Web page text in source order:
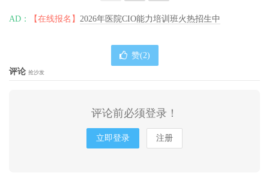
AD： 【在线报名】 2026年医院CIO能力培训班火热招生中
赞(2)
评论 抢沙发
评论前必须登录！
立即登录 注册